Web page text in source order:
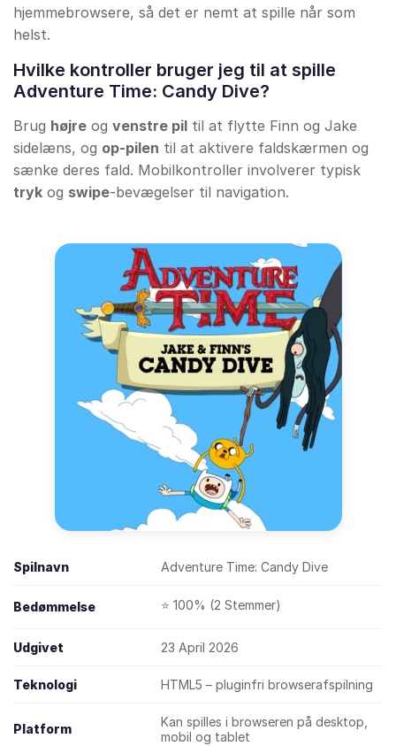
hjemmebrowsere, så det er nemt at spille når som
helst.
Hvilke kontroller bruger jeg til at spille
Adventure Time: Candy Dive?
Brug højre og venstre pil til at flytte Finn og Jake
sidelæns, og op-pilen til at aktivere faldskærmen og
sænke deres fald. Mobilkontroller involverer typisk
tryk og swipe-bevægelser til navigation.
Spilnavn Adventure Time: Candy Dive
Bedømmelse ⭐ 100% (2 Stemmer)
Udgivet 23 April 2026
Teknologi HTML5 – pluginfri browserafspilning
Platform
Kan spilles i browseren på desktop,
mobil og tablet